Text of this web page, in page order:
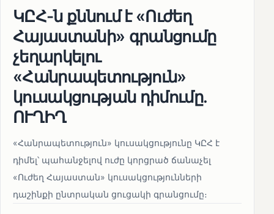
ԿԸՀ-ն քննում է «Ուժեղ
Հայաստանի» գրանցումը
չեղարկելու
«Հանրապետություն»
կուսակցության դիմումը.
ՈՒՂԻՂ
«Հանրապետություն» կուսակցությունը ԿԸՀ է
դիմել՝ պահանջելով ուժը կորցրած ճանաչել
«Ուժեղ Հայաստան» կուսակցությունների
դաշինքի ընտրական ցուցակի գրանցումը։